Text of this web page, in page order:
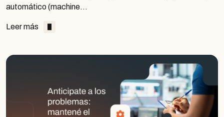
automático (machine…
Leer más